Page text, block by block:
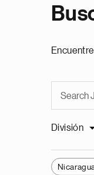
División